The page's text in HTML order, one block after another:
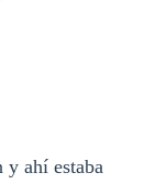
y ahí estaba